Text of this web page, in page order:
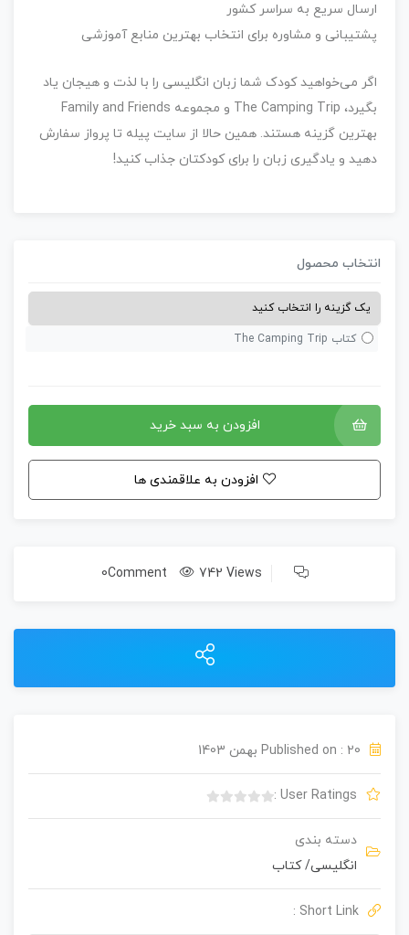
ارسال سریع به سراسر کشور
پشتیبانی و مشاوره برای انتخاب بهترین منابع آموزشی
اگر می‌خواهید کودک شما زبان انگلیسی را با لذت و هیجان یاد
بگیرد،The Camping Tripو مجموعهFamily and Friends
بهترین گزینه هستند. همین حالا از سایتپیله تا پروازسفارش
دهید و یادگیری زبان را برای کودکتان جذاب کنید!
محصول
کتاب The Camping Trip
افزودن به سبد خرید
افزودن به علاقمندی ها
0Comment 742 Views
Published on : 20 بهمن 1403
User Ratings :
ا
دسته بندی
انگلیسی/ کتاب
Short Link :